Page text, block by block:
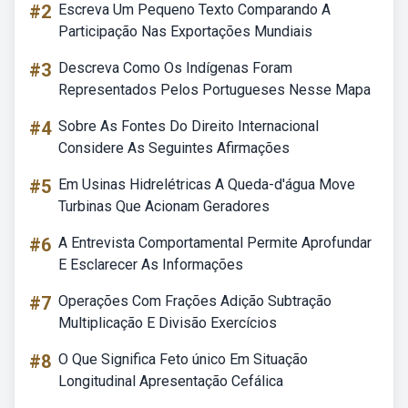
#2 Escreva Um Pequeno Texto Comparando A
Participação Nas Exportações Mundiais
#3 Descreva Como Os Indígenas Foram
Representados Pelos Portugueses Nesse Mapa
#4 Sobre As Fontes Do Direito Internacional
Considere As Seguintes Afirmações
#5 Em Usinas Hidrelétricas A Queda-d'água Move
Turbinas Que Acionam Geradores
#6 A Entrevista Comportamental Permite Aprofundar
E Esclarecer As Informações
#7 Operações Com Frações Adição Subtração
Multiplicação E Divisão Exercícios
#8 O Que Significa Feto único Em Situação
Longitudinal Apresentação Cefálica